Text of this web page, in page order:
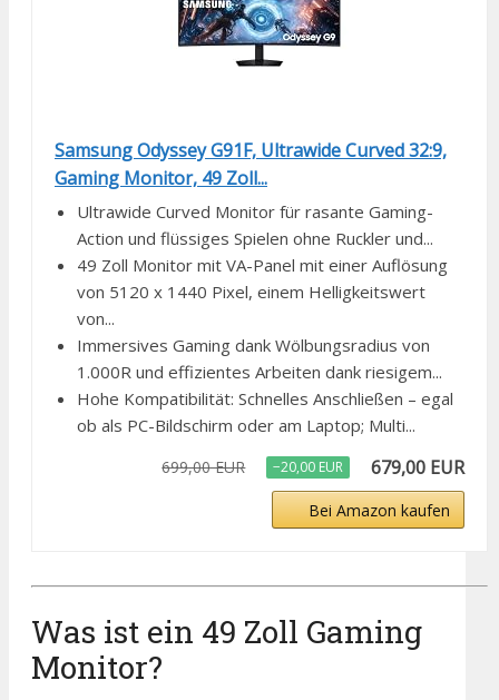
Samsung Odyssey G91F, Ultrawide Curved 32:9,
Gaming Monitor, 49 Zoll...
Ultrawide Curved Monitor für rasante Gaming-
Action und flüssiges Spielen ohne Ruckler und...
49 Zoll Monitor mit VA-Panel mit einer Auflösung
von 5120 x 1440 Pixel, einem Helligkeitswert
von...
Immersives Gaming dank Wölbungsradius von
1.000R und effizientes Arbeiten dank riesigem...
Hohe Kompatibilität: Schnelles Anschließen – egal
ob als PC-Bildschirm oder am Laptop; Multi...
699,00 EUR −20,00 EUR 679,00 EUR
Bei Amazon kaufen
Was ist ein 49 Zoll Gaming
Monitor?